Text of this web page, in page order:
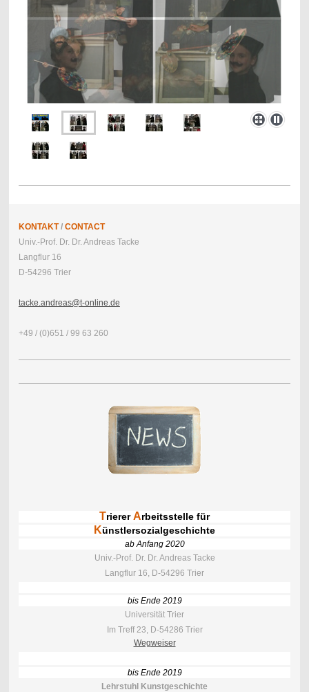
KONTAKT/ CONTACT
Univ.-Prof. Dr. Dr. Andreas Tacke
Langflur 16
D-54296 Trier
tacke.andreas@t-online.de
+49 / (0)651 / 99 63 260
Trierer Arbeitsstelle für
Künstlersozialgeschichte
ab Anfang 2020
Univ.-Prof. Dr. Dr. Andreas Tacke
Langflur 16, D-54296 Trier
bis Ende 2019
Universität Trier
Im Treff 23, D-54286 Trier
Wegweiser
bis Ende 2019
Lehrstuhl Kunstgeschichte